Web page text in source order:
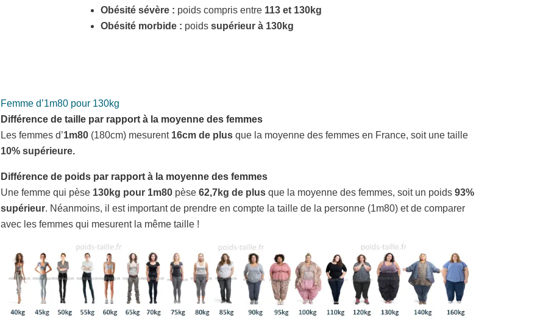
Obésité sévère : poids compris entre 113 et 130kg
Obésité morbide : poids supérieur à 130kg
Femme d’1m80 pour 130kg
Différence de taille par rapport à la moyenne des femmes
Les femmes d’1m80 (180cm) mesurent 16cm de plus que la moyenne des femmes en France, soit une taille
10% supérieure.
Différence de poids par rapport à la moyenne des femmes
Une femme qui pèse 130kg pour 1m80 pèse 62,7kg de plus que la moyenne des femmes, soit un poids 93%
supérieur. Néanmoins, il est important de prendre en compte la taille de la personne (1m80) et de comparer
avec les femmes qui mesurent la même taille !